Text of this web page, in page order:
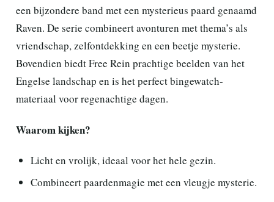
een bijzondere band met een mysterieus paard genaamd
Raven. De serie combineert avonturen met thema’s als
vriendschap, zelfontdekking en een beetje mysterie.
Bovendien biedt Free Rein prachtige beelden van het
Engelse landschap en is het perfect bingewatch-
materiaal voor regenachtige dagen.
Waarom kijken?
Licht en vrolijk, ideaal voor het hele gezin.
Combineert paardenmagie met een vleugje mysterie.